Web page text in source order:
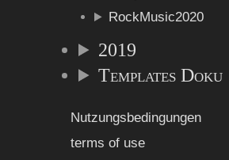
RockMusic2020
2019
Templates Doku
Nutzungsbedingungen
terms of use